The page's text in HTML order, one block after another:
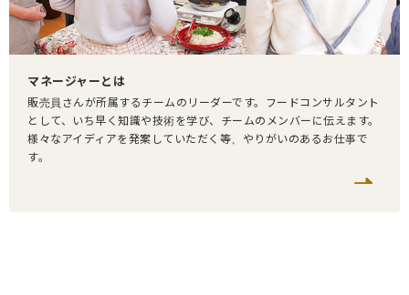
マネージャーとは
販売員さんが所属するチームのリーダーです。フードコンサルタント
として、いち早く知識や技術を学び、チームのメンバーに伝えます。
様々なアイディアを発案していただく等、やりがいのあるお仕事で
す。